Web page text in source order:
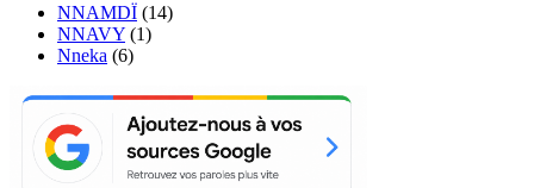
NNAMDÏ (14)
NNAVY (1)
Nneka (6)